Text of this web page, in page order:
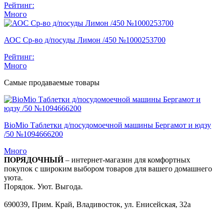
Рейтинг:
Много
АОС Ср-во д/посуды Лимон /450 №1000253700
Рейтинг:
Много
Самые продаваемые товары
BioMio Таблетки д/посудомоечной машины Бергамот и юдзу
/50 №1094666200
Много
ПОРЯДОЧНЫЙ– интернет-магазин для комфортных
покупок с широким выбором товаров для вашего домашнего
уюта.
Порядок. Уют. Выгода.
690039, Прим. Край, Владивосток, ул. Енисейская, 32а